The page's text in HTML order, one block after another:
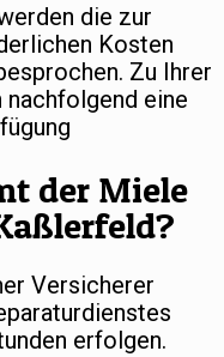
die zur
Kosten
Zu Ihrer
eine
der Miele
Versicherer
erfolgen.